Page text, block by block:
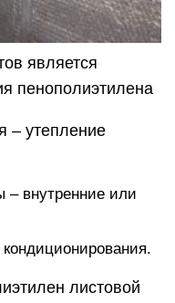
является
пенополиэтилена
– утепление
– внутренние или
листовой